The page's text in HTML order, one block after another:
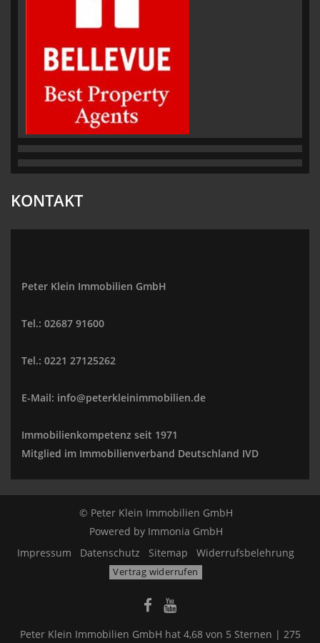
KONTAKT
Peter Klein Immobilien GmbH
Tel.: 02687 91600
Tel.: 0221 27125262
E-Mail: info@peterkleinimmobilien.de
Immobilienkompetenz seit 1971
Mitglied im Immobilienverband Deutschland IVD
© Peter Klein Immobilien GmbH
Powered by Immonia GmbH
Impressum
Datenschutz Sitemap Widerrufsbelehrung
Vertrag widerrufen
Peter Klein Immobilien GmbH hat 4,68von 5 Sternen | 275